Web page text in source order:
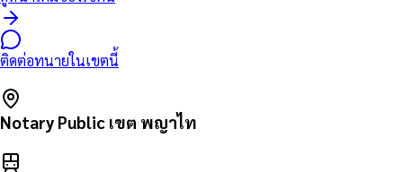
ติดต่อทนายในเขตนี้
Notary Public เขต พญาไท